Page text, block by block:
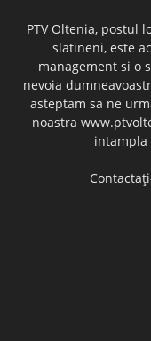
PTV Oltenia, postul
slatineni, este
management si o
nevoia
asteptam sa ne
noastra
intampla